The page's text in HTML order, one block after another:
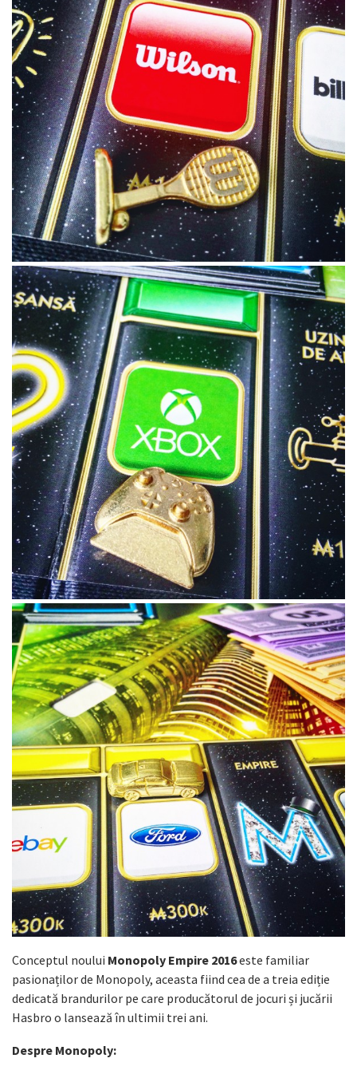
Conceptul noului Monopoly Empire 2016este familiar
pasionaților de Monopoly, aceasta fiind cea de a treia ediție
dedicată brandurilor pe care producătorul de jocuri și jucării
Hasbro o lansează în ultimii trei ani.
Despre Monopoly: